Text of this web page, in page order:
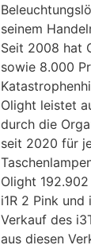
seinem
Seit 2008 hat
sowie 8.000
Olight leistet
durch die
seit 2020 für
Olight
i1R 2 Pink
Verkauf des
aus diesen